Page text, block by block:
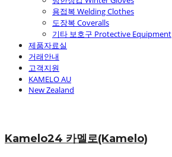
용접복 Welding Clothes
도장복 Coveralls
기타 보호구 Protective Equipment
제품자료실
거래안내
고객지원
KAMELO AU
New Zealand
Kamelo24 카멜로(Kamelo)